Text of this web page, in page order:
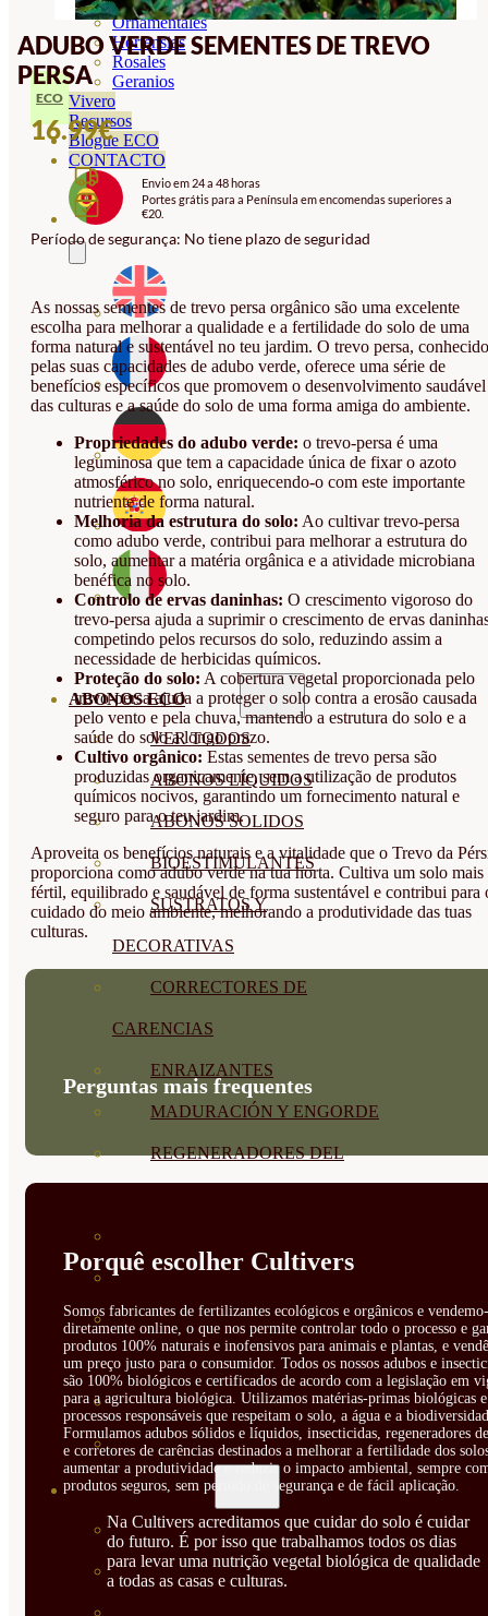
Ornamentales
Hortensias
Rosales
Geranios
Vivero
Recursos
Blogue ECO
CONTACTO
ABONOS ECO
VER TODOS
ABONOS LÍQUIDOS
ABONOS SOLIDOS
BIOESTIMULANTES
SUSTRATOS Y
DECORATIVAS
CORRECTORES DE
CARENCIAS
ENRAIZANTES
MADURACIÓN Y ENGORDE
REGENERADORES DEL
PROTECCIÓN CULTIVOS Y
PLANTAS
PLANTAS INTERIOR
GROWPUNCH
SEMILLAS
VER TODAS
BIODINÁMICAS DEMETER
ADUBO VERDE SEMENTES DE TREVO
PERSA
ECO
16.99€
Envio em 24 a 48 horas
Portes grátis para a Península em encomendas superiores a
€20.
Período de segurança: No tiene plazo de seguridad
As nossas sementes de trevo persa orgânico são uma excelente
escolha para melhorar a qualidade e a fertilidade do solo de uma
forma natural e sustentável no teu jardim. O trevo persa, conhecido
pelas suas capacidades de adubo verde, oferece uma série de
benefícios específicos que promovem o desenvolvimento saudável
das culturas e a saúde do solo de uma forma amiga do ambiente.
Propriedades do adubo verde: o trevo-persa é uma
leguminosa que tem a capacidade única de fixar o azoto
atmosférico no solo, enriquecendo-o com este importante
nutriente de forma natural.
Melhoria da estrutura do solo: Ao cultivar trevo-persa
como adubo verde, contribui para melhorar a estrutura do
solo, aumentar a matéria orgânica e a atividade microbiana
benéfica no solo.
Controlo de ervas daninhas: O crescimento vigoroso do
trevo-persa ajuda a suprimir o crescimento de ervas
competindo pelos recursos do solo, reduzindo assim a
necessidade de herbicidas químicos.
Proteção do solo: A cobertura vegetal proporcionada pelo
trevo-persa ajuda a proteger o solo contra a erosão causada
pelo vento e pela chuva, mantendo a estrutura do solo e a
saúde do solo a longo prazo.
Cultivo orgânico: Estas sementes de trevo persa são
produzidas organicamente, sem a utilização de produtos
químicos nocivos, garantindo um fornecimento natural e
seguro para o teu jardim.
Aproveita os benefícios naturais e a vitalidade que o Trevo da
proporciona como adubo verde na tua horta. Cultiva um solo mais
fértil, equilibrado e saudável de forma sustentável e contribui para
cuidado do meio ambiente, melhorando a produtividade das tuas
culturas.
Perguntas mais frequentes
Porquê escolher Cultivers
Somos fabricantes de fertilizantes ecológicos e orgânicos e
diretamente online, o que nos permite controlar todo o processo e
produtos 100% naturais e inofensivos para animais e plantas, e
um preço justo para o consumidor. Todos os nossos adubos e
são 100% biológicos e certificados de acordo com a legislação em
para a agricultura biológica. Utilizamos matérias-primas biológicas e
processos responsáveis que respeitam o solo, a água e a
Formulamos adubos sólidos e líquidos, insecticidas, regeneradores
e corretores de carências destinados a melhorar a fertilidade dos
aumentar a produtividade e reduzir o impacto ambiental, sempre
produtos seguros, sem período de segurança e de fácil aplicação.
Na Cultivers acreditamos que cuidar do solo é cuidar
do futuro. É por isso que trabalhamos todos os dias
para levar uma nutrição vegetal biológica de qualidade
a todas as casas e culturas.